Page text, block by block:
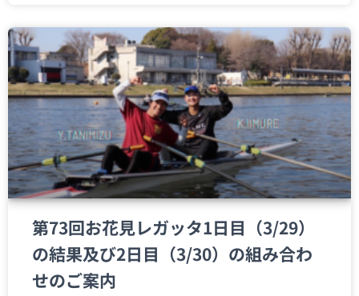
第73回お花見レガッタ1日目（3/29）
の結果及び2日目（3/30）の組み合わ
せのご案内